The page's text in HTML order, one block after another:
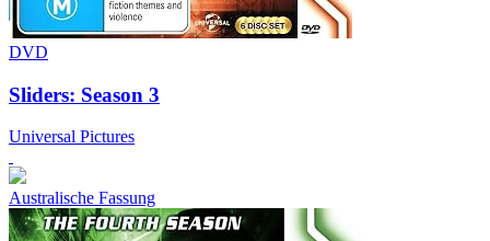
DVD
Sliders: Season 3
Universal Pictures
Australische Fassung